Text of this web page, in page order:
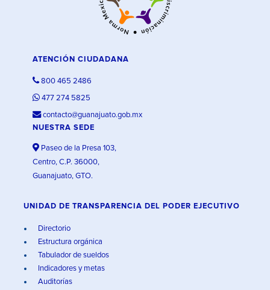
ATENCIÓN CIUDADANA
800 465 2486
477 274 5825
contacto@guanajuato.gob.mx
NUESTRA SEDE
Paseo de la Presa 103,
Centro, C.P. 36000,
Guanajuato, GTO.
UNIDAD DE TRANSPARENCIA DEL PODER EJECUTIVO
Directorio
Estructura orgánica
Tabulador de sueldos
Indicadores y metas
Auditorías